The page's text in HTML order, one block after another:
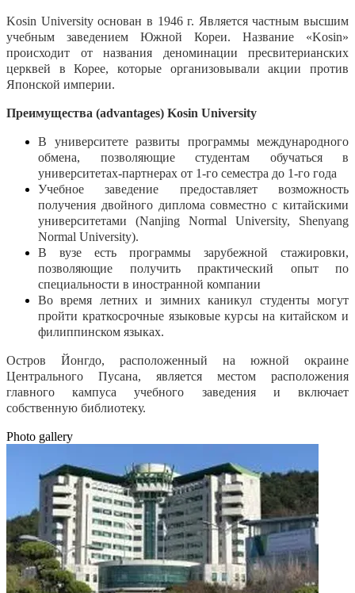
Kosin University основан в 1946 г. Является частным высшим
учебным заведением Южной Кореи. Название «Kosin»
происходит от названия деноминации пресвитерианских
церквей в Корее, которые организовывали акции против
Японской империи.
Преимущества (advantages) Kosin University
В университете развиты программы международного
обмена, позволяющие студентам обучаться в
университетах-партнерах от 1-го семестра до 1-го года
Учебное заведение предоставляет возможность
получения двойного диплома совместно с китайскими
университетами (Nanjing Normal University, Shenyang
Normal University).
В вузе есть программы зарубежной стажировки,
позволяющие получить практический опыт по
специальности в иностранной компании
Во время летних и зимних каникул студенты могут
пройти краткосрочные языковые курсы на китайском и
филиппинском языках.
Остров Йонгдо, расположенный на южной окраине
Центрального Пусана, является местом расположения
главного кампуса учебного заведения и включает
собственную библиотеку.
Photo gallery